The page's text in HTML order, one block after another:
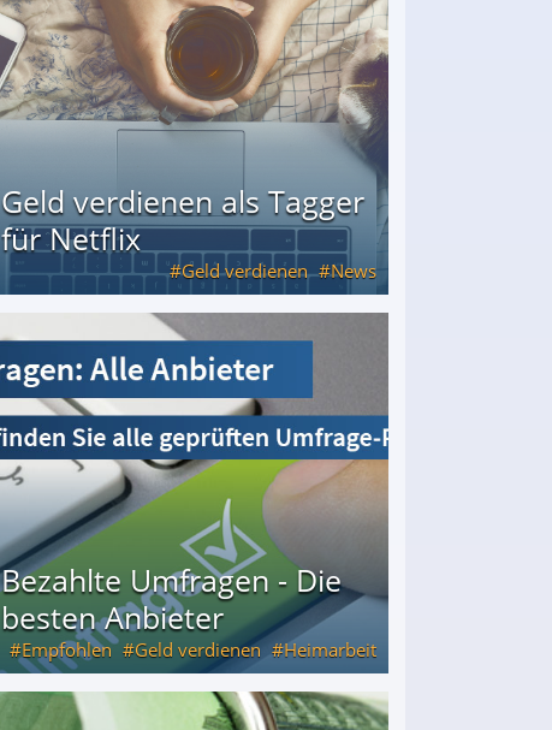
Geld verdienen als Tagger
für Netflix
Geld verdienen News
Bezahlte Umfragen - Die
besten Anbieter
Empfohlen Geld verdienen Heimarbeit